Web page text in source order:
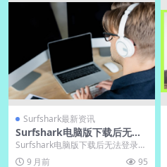
Surfshark最新资讯
Surfshark电脑版下载后无法
登录？中文版账号解封申诉
Surfshark电脑版下载后无法登录通
常由网络不稳定、软件版本过旧或
9 月前 95